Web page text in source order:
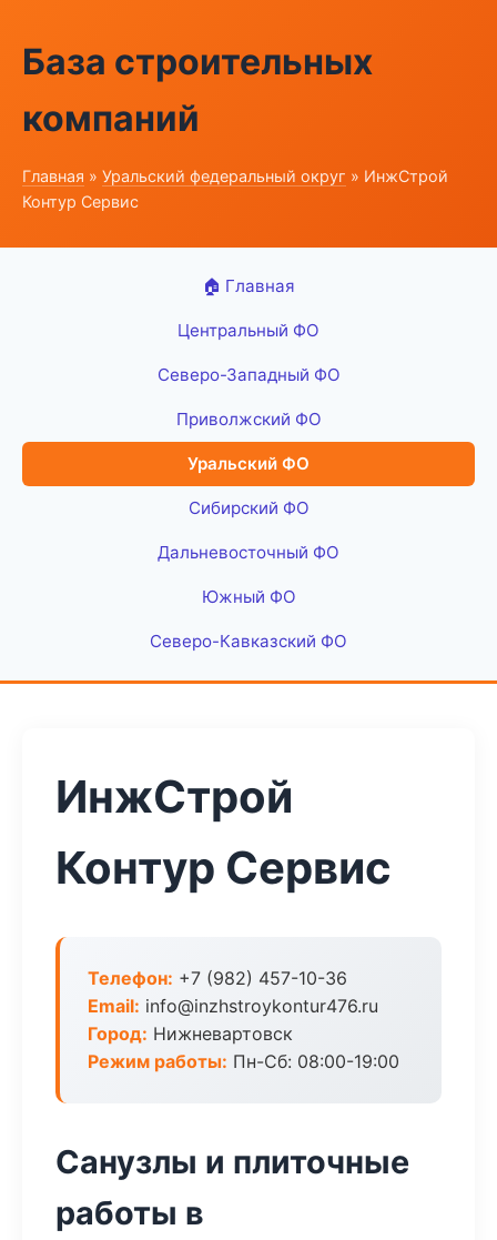
База строительных
компаний
Главная » Уральский федеральный округ » ИнжСтрой
Контур Сервис
🏠 Главная
Центральный ФО
Северо-Западный ФО
Приволжский ФО
Уральский ФО
Сибирский ФО
Дальневосточный ФО
Южный ФО
Северо-Кавказский ФО
ИнжСтрой
Контур Сервис
Телефон: +7 (982) 457-10-36
Email: info@inzhstroykontur476.ru
Город: Нижневартовск
Режим работы: Пн-Сб: 08:00-19:00
Санузлы и плиточные
работы в